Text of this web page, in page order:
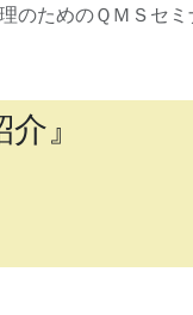
のためのＱＭＳセミ
』